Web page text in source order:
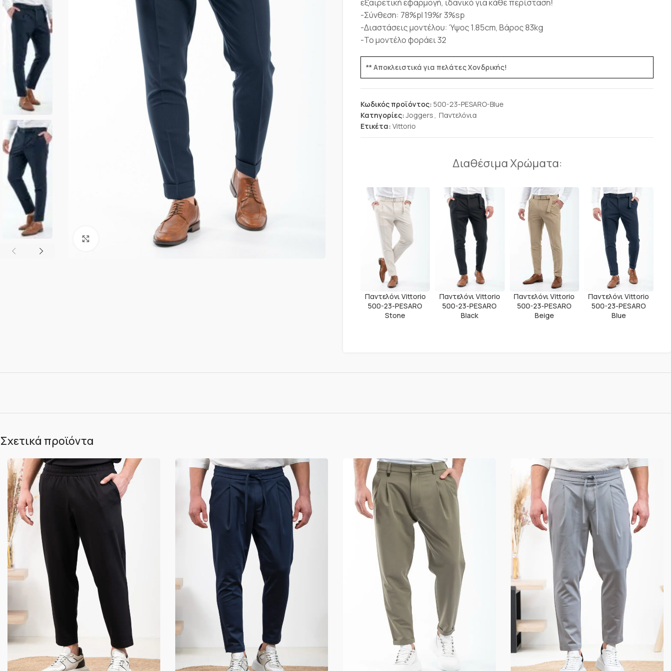
Κλικ για μεγέθυνση
εξαιρετική εφαρμογή, ιδανικό για κάθε περίσταση!
-Σύνθεση: 78%pl 19%r 3%sp
-Διαστάσεις μοντέλου: Ύψος 1.85cm, Βάρος 83kg
-Το μοντέλο φοράει 32
** Αποκλειστικά για πελάτες Χονδρικής!
Κωδικός προϊόντος: 500-23-PESARO-Blue
Κατηγορίες: Joggers , Παντελόνια
Ετικέτα: Vittorio
Διαθέσιμα Χρώματα:
Παντελόνι Vittorio
500-23-PESARO
Stone
Παντελόνι Vittorio
500-23-PESARO
Black
Παντελόνι Vittorio
500-23-PESARO
Beige
Παντελόνι Vittorio
500-23-PESARO
Blue
Σχετικά προϊόντα